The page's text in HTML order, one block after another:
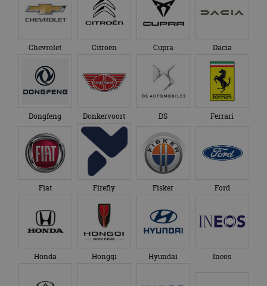
Chevrolet Citroën Cupra Dacia
Dongfeng Donkervoort DS Ferrari
Fiat Firefly Fisker Ford
Honda Hongqi Hyundai Ineos